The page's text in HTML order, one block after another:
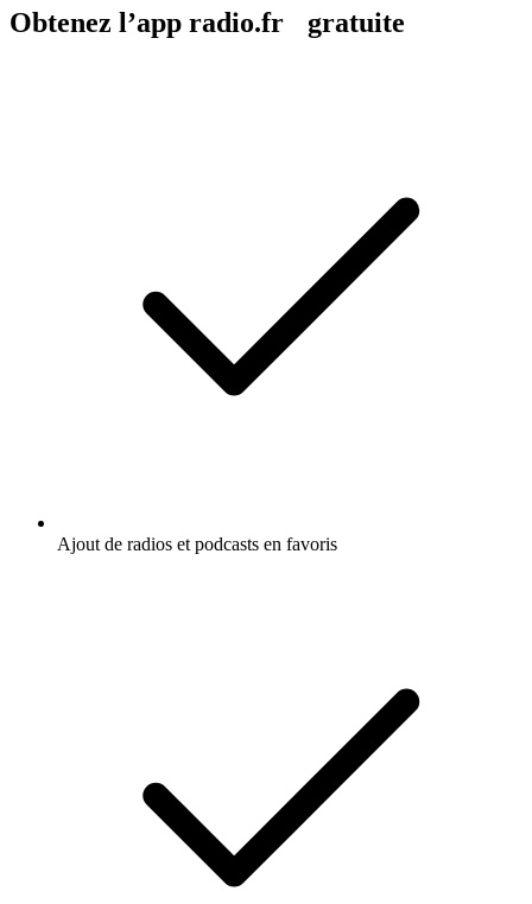
Obtenez l’app radio.fr gratuite
Ajout de radios et podcasts en favoris